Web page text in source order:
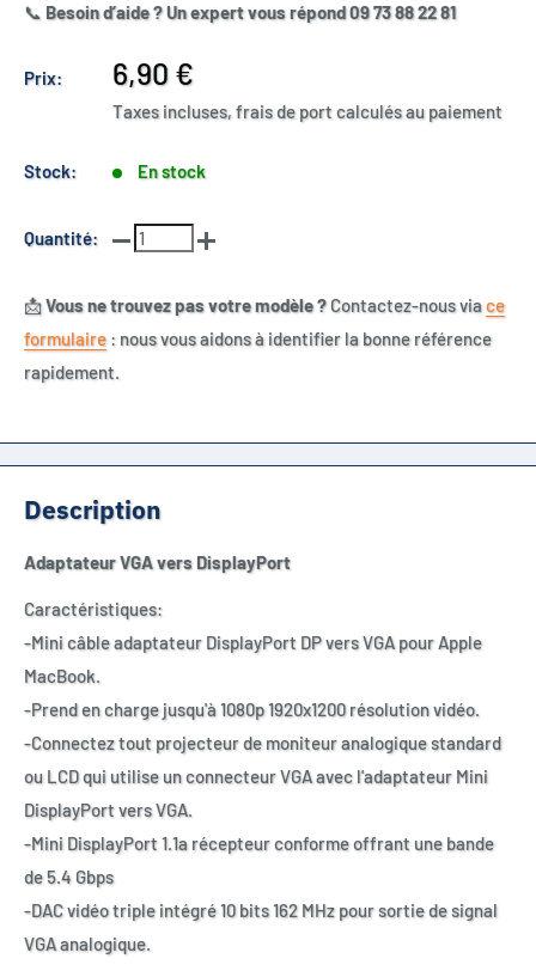
📞 Besoin d’aide ? Un expert vous répond 09 73 88 22 81
Prix:
Prix
réduit
6,90 €
Taxes incluses, frais de port calculés au paiement
Stock: En stock
Quantité:
📩Vous ne trouvez pas votre modèle ?Contactez-nous viace
formulaire : nous vous aidons à identifier la bonne référence
rapidement.
Description
Adaptateur VGA vers DisplayPort
Caractéristiques:
-Mini câble adaptateur DisplayPort DP vers VGA pour Apple
MacBook.
-Prend en charge jusqu'à 1080p 1920x1200 résolution vidéo.
-Connectez tout projecteur de moniteur analogique standard
ou LCD qui utilise un connecteur VGA avec l'adaptateur Mini
DisplayPort vers VGA.
-Mini DisplayPort 1.1a récepteur conforme offrant une bande
de 5.4 Gbps
-DAC vidéo triple intégré 10 bits 162 MHz pour sortie de signal
VGA analogique.